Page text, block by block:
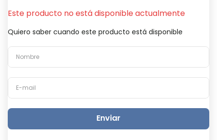
Este producto no está disponible actualmente
Quiero saber cuando este producto está disponible
Enviar